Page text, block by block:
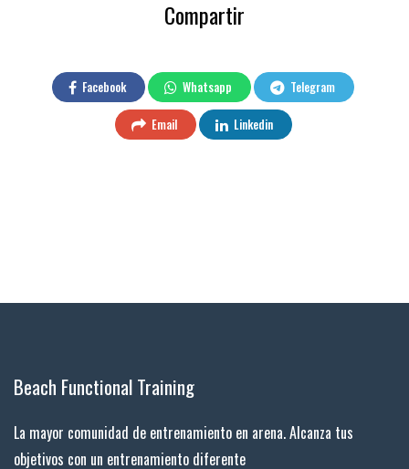
Compartir
Facebook Whatsapp Telegram
Email Linkedin
Beach Functional Training
La mayor comunidad de entrenamiento en arena. Alcanza tus
objetivos con un entrenamiento diferente